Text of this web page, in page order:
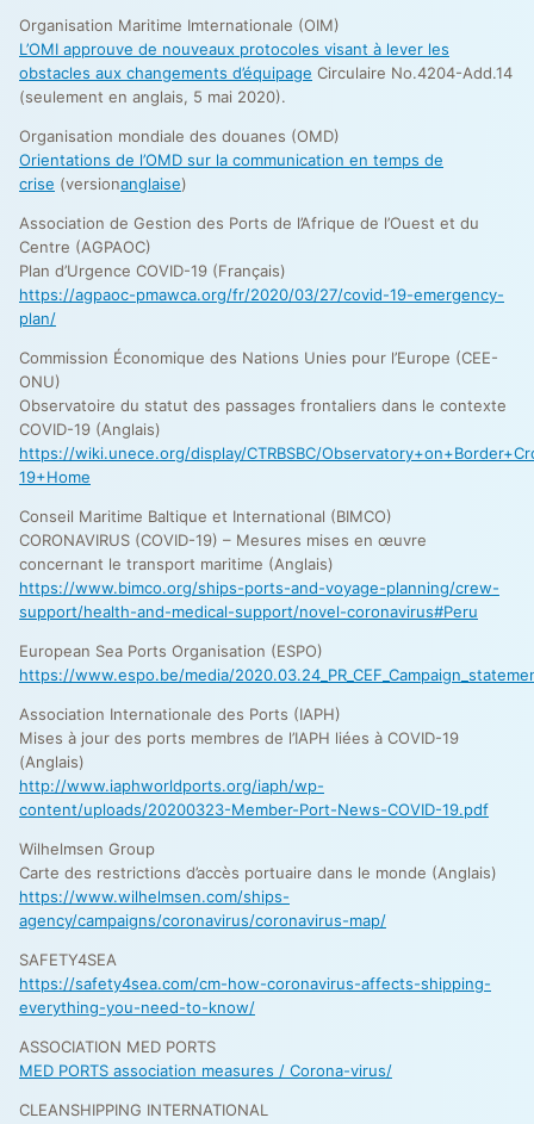
Organisation Maritime Imternationale (OIM)
L’OMI approuve de nouveaux protocoles visant à lever les
obstacles aux changements d’équipage Circulaire No.4204-Add.14
(seulement en anglais, 5 mai 2020).
Organisation mondiale des douanes (OMD)
Orientations de l’OMD sur la communication en temps de
crise (versionanglaise)
Association de Gestion des Ports de l’Afrique de l’Ouest et du
Centre (AGPAOC)
Plan d’Urgence COVID-19 (Français)
https://agpaoc-pmawca.org/fr/2020/03/27/covid-19-emergency-
plan/
Commission Économique des Nations Unies pour l’Europe (CEE-
ONU)
Observatoire du statut des passages frontaliers dans le contexte
COVID-19 (Anglais)
https://wiki.unece.org/display/CTRBSBC/
19+Home
Conseil Maritime Baltique et International (BIMCO)
CORONAVIRUS (COVID-19) – Mesures mises en œuvre
concernant le transport maritime (Anglais)
https://www.bimco.org/ships-ports-and-voyage-planning/crew-
support/health-and-medical-support/novel-coronavirus#Peru
European Sea Ports Organisation (ESPO)
https://www.espo.be/media/
Association Internationale des Ports (IAPH)
Mises à jour des ports membres de l’IAPH liées à COVID-19
(Anglais)
http://www.iaphworldports.org/iaph/wp-
content/uploads/20200323-Member-Port-News-COVID-19.pdf
Wilhelmsen Group
Carte des restrictions d’accès portuaire dans le monde (Anglais)
https://www.wilhelmsen.com/ships-
agency/campaigns/coronavirus/coronavirus-map/
SAFETY4SEA
https://safety4sea.com/cm-how-coronavirus-affects-shipping-
everything-you-need-to-know/
ASSOCIATION MED PORTS
MED PORTS association measures / Corona-virus/
CLEANSHIPPING INTERNATIONAL